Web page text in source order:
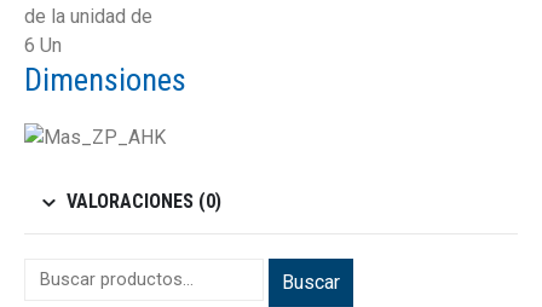
de la unidad de
6 Un
Dimensiones
VALORACIONES (0)
Buscar